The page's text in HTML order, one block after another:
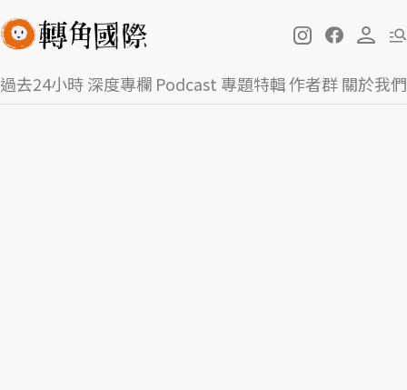
過去24小時深度專欄 Podcast 專題特輯作者群關於我們